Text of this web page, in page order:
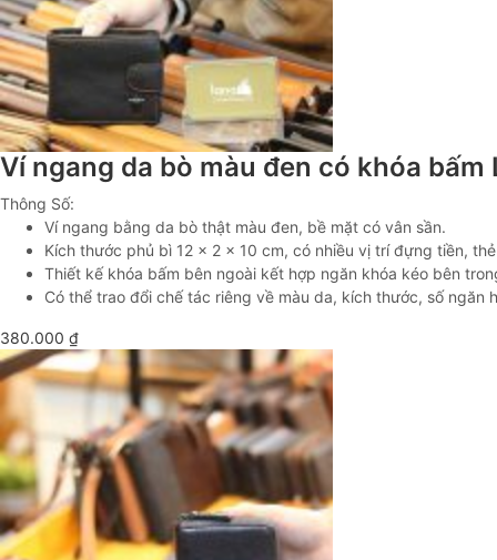
Ví ngang da bò màu đen có khóa bấm
Thông Số:
Ví ngang bằng da bò thật màu đen, bề mặt có vân sần.
Kích thước phủ bì 12 x 2 x 10 cm, có nhiều vị trí đựng tiền,
Thiết kế khóa bấm bên ngoài kết hợp ngăn khóa kéo bên
Có thể trao đổi chế tác riêng về màu da, kích thước, số ngăn
380.000 ₫